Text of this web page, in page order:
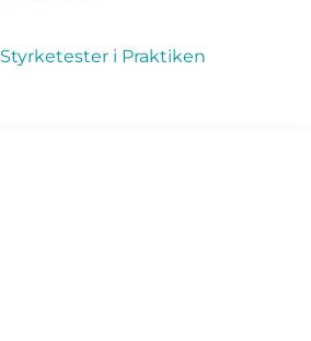
Styrketester i Praktiken